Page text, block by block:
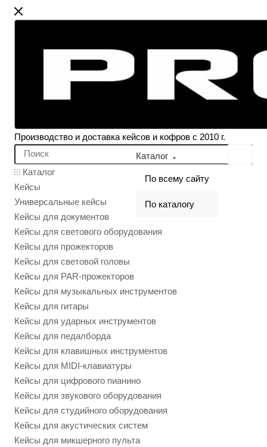
Производство и доставка кейсов и кофров с 2010 г.
Каталог
По всему сайту
По каталогу
Каталог
Кейсы
Универсальные кейсы
Кейсы для документов
Кейсы для светового оборудования
Кейсы для прожекторов
Кейсы для световой головы
Кейсы для PAR-прожекторов
Кейсы для музыкальных инструментов
Кейсы для гитары
Кейсы для ударных инструментов
Кейсы для педалборда
Кейсы для клавишных инструментов
Кейсы для MIDI-клавиатуры
Кейсы для цифрового пианино
Кейсы для звукового оборудования
Кейсы для студийного оборудования
Кейсы для акустических систем
Кейсы для микшерного пульта